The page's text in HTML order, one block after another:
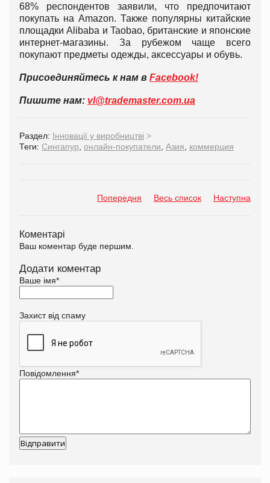
68% респондентов заявили, что предпочитают
покупать на Amazon. Также популярны китайские
площадки Alibaba и Taobao, британские и японские
интернет-магазины. За рубежом чаще всего
покупают предметы одежды, аксессуары и обувь.
Присоединяйтесь к нам в Facebook!
Пишите нам: vl@trademaster.com.ua
Раздел: Інновації у виробництві >
Теги: Сингапур онлайн-покупатели Азия коммерция
Попередня Весь список Наступна
Коментарі
Ваш коментар буде першим.
Додати коментар
Ваше імя*
Захист від спаму
Повідомлення*